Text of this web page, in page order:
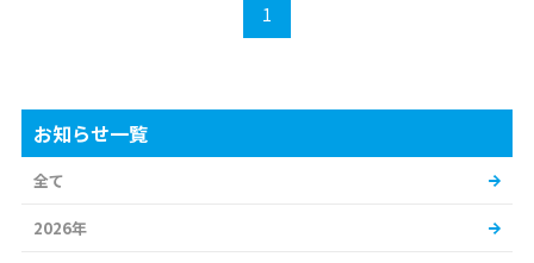
1
お知らせ一覧
全て
2026年